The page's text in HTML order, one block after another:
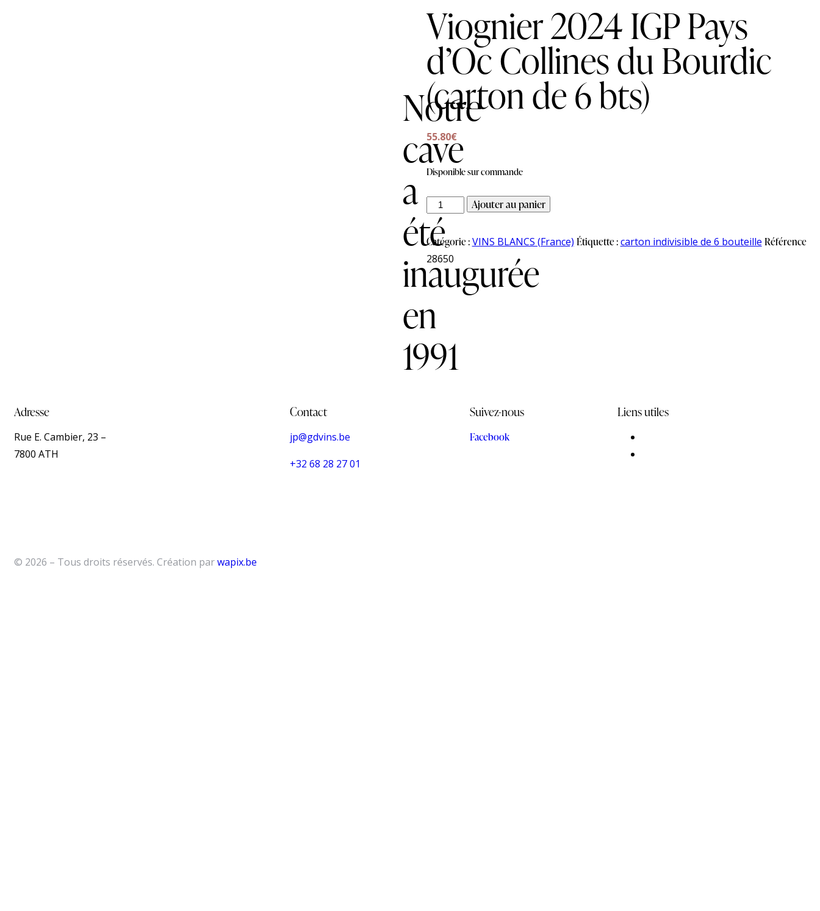
Viognier 2024 IGP Pays
d’Oc Collines du Bourdic
(carton de 6 bts)
55.80€
Disponible sur commande
Ajouter au panier
Catégorie :VINS BLANCS (France) Étiquette :carton indivisible de 6 bouteille Référence
28650
Notre
cave
a
été
inaugurée
en
1991
Adresse
Rue E. Cambier, 23 –
7800 ATH
Contact
jp@gdvins.be
+32 68 28 27 01
Suivez-nous
Facebook
Liens utiles
© 2026 – Tous droits réservés. Création parwapix.be